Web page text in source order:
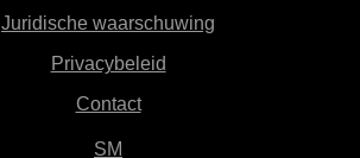
Juridische waarschuwing
Privacybeleid
Contact
SM